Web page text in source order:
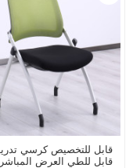
قابل للتخصيص كرسي
قابل للطي العرض